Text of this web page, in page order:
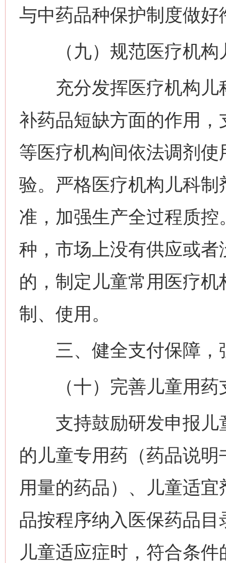
与中药品种保护制度做好
（九）规范医疗机构
充分发挥医疗机构儿
补药品短缺方面的作用
等医疗机构间依法调剂
验。严格医疗机构儿科
准，加强生产全过程质
种，市场上没有供应或
的，制定儿童常用医疗
制、使用。
三、健全支付保障，
（十）完善儿童用药
支持鼓励研发申报儿
的儿童专用药（药品说
用量的药品）、儿童适
品按程序纳入医保药品
儿童适应症时，符合条